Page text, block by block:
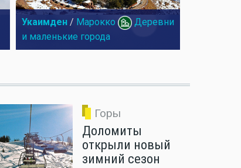
Укаимден / Марокко
Деревни
и маленькие города
Горы
Доломиты
открыли новый
зимний сезон